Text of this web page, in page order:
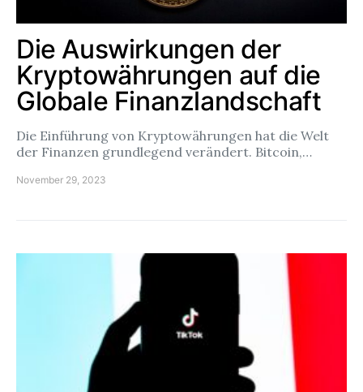
Die Auswirkungen der
Kryptowährungen auf die
Globale Finanzlandschaft
Die Einführung von Kryptowährungen hat die Welt
der Finanzen grundlegend verändert. Bitcoin,…
November 29, 2023